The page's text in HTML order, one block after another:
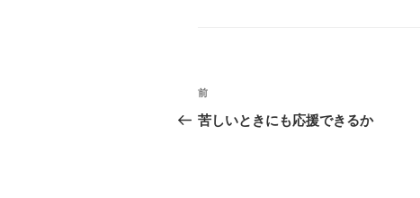
投
稿
前
の
前
苦しいときにも応援できるか